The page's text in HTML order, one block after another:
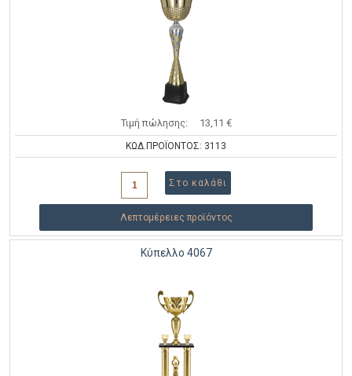
Τιμή πώλησης: 13,11 €
ΚΩΔ.ΠΡΟΪΟΝΤΟΣ: 3113
Λεπτομέρειες προϊόντος
Κύπελλο 4067